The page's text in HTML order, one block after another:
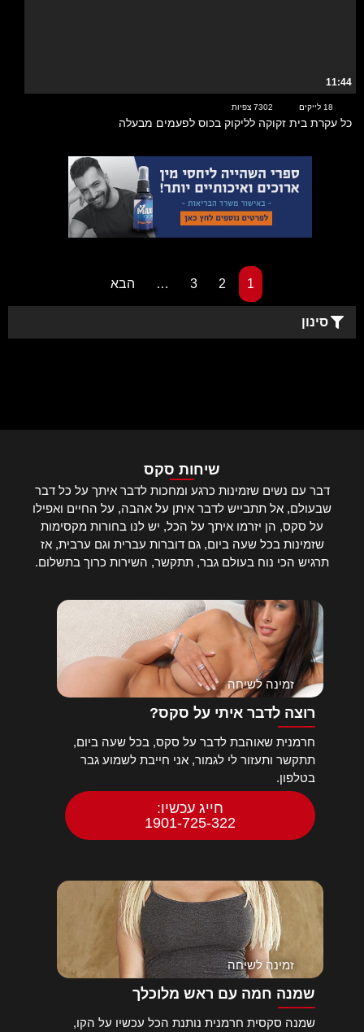
11:44
18 לייקים 7302 צפיות
כל עקרת בית זקוקה לליקוק בכוס לפעמים מבעלה
1
2
3
… הבא
סינון
שיחות סקס
דבר עם נשים שזמינות כרגע ומחכות לדבר איתך על כל דבר
שבעולם, אל תתבייש לדבר איתן על אהבה, על החיים ואפילו
על סקס, הן יזרמו איתך על הכל, יש לנו בחורות מקסימות
שזמינות בכל שעה ביום, גם דוברות עברית וגם ערבית, אז
תרגיש הכי נוח בעולם גבר, תתקשר, השירות כרוך בתשלום.
זמינה לשיחה
רוצה לדבר איתי על סקס?
חרמנית שאוהבת לדבר על סקס, בכל שעה ביום,
תתקשר ותעזור לי לגמור, אני חייבת לשמוע גבר
בטלפון.
חייג עכשיו:
1901-725-322
זמינה לשיחה
שמנה חמה עם ראש מלוכלך
שמנה סקסית חרמנית נותנת הכל עכשיו על הקו,